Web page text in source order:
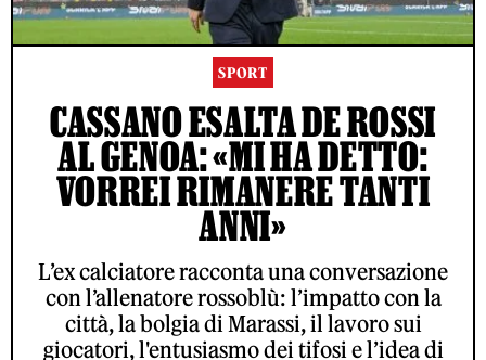
SPORT
CASSANO ESALTA DE ROSSI
AL GENOA: «MI HA DETTO:
VORREI RIMANERE TANTI
ANNI»
L’ex calciatore racconta una conversazione
con l’allenatore rossoblù: l’impatto con la
città, la bolgia di Marassi, il lavoro sui
giocatori, l'entusiasmo dei tifosi e l’idea di